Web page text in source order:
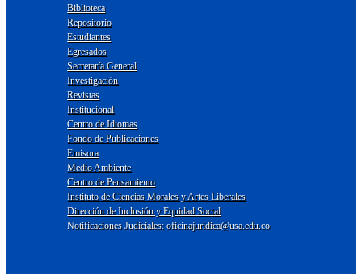
Biblioteca
Repositorio
Estudiantes
Egresados
Secretaría General
Investigación
Revistas
Institucional
Centro de Idiomas
Fondo de Publicaciones
Emisora
Medio Ambiente
Centro de Pensamiento
Instituto de Ciencias Morales y Artes Liberales
Dirección de Inclusión y Equidad Social
Notificaciones Judiciales: oficinajuridica@usa.edu.co